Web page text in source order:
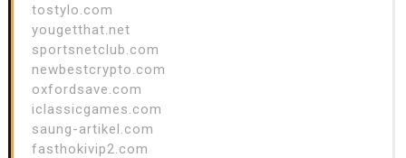
tostylo.com
yougetthat.net
sportsnetclub.com
newbestcrypto.com
oxfordsave.com
iclassicgames.com
saung-artikel.com
fasthokivip2.com